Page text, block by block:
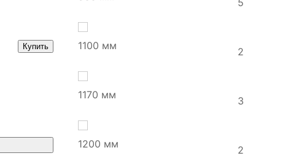
5
1100 мм 2
1170 мм 3
1200 мм 2
Купить